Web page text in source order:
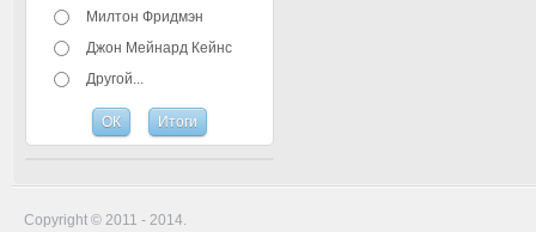
Милтон Фридмэн
Джон Мейнард Кейнс
Другой...
Copyright © 2011 - 2014.